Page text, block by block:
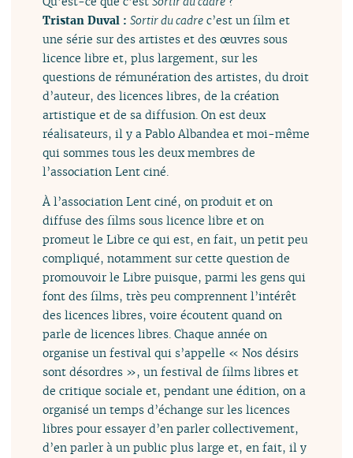
Tristan Duval :Sortir du cadre c’est un film et
une série sur des artistes et des œuvres sous
licence libre et, plus largement, sur les
questions de rémunération des artistes, du droit
d’auteur, des licences libres, de la création
artistique et de sa diffusion. On est deux
réalisateurs, il y a Pablo Albandea et moi-même
qui sommes tous les deux membres de
l’association Lent ciné.
À l’association Lent ciné, on produit et on
diffuse des films sous licence libre et on
promeut le Libre ce qui est, en fait, un petit peu
compliqué, notamment sur cette question de
promouvoir le Libre puisque, parmi les gens qui
font des films, très peu comprennent l’intérêt
des licences libres, voire écoutent quand on
parle de licences libres. Chaque année on
organise un festival qui s’appelle « Nos désirs
sont désordres », un festival de films libres et
de critique sociale et, pendant une édition, on a
organisé un temps d’échange sur les licences
libres pour essayer d’en parler collectivement,
d’en parler à un public plus large et, en fait, il y